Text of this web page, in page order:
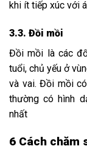
khi ít tiếp xúc với
3.3. Đồi mồi
Đồi mồi là các
tuổi, chủ yếu ở
và vai. Đồi mồi
thường có hình
nhất
6 Cách chăm